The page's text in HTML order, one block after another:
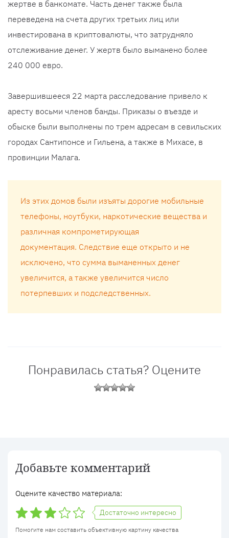
жертве в банкомате. Часть денег также была
переведена на счета других третьих лиц или
инвестирована в криптовалюты, что затрудняло
отслеживание денег. У жертв было выманено более
240 000 евро.
Завершившееся 22 марта расследование привело к
аресту восьми членов банды. Приказы о въезде и
обыске были выполнены по трем адресам в севильских
городах Сантипонсе и Гильена, а также в Михасе, в
провинции Малага.
Из этих домов были изъяты дорогие мобильные
телефоны, ноутбуки, наркотические вещества и
различная компрометирующая
документация. Следствие еще открыто и не
исключено, что сумма выманенных денег
увеличится, а также увеличится число
потерпевших и подследственных.
Понравилась статья? Оцените
Добавьте комментарий
Оцените качество материала:
Достаточно интересно
Помогите нам составить объективную картину качества